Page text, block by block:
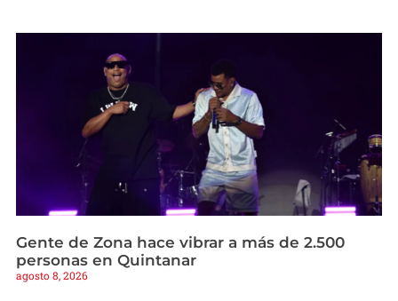
Gente de Zona hace vibrar a más de 2.500
personas en Quintanar
agosto 8, 2026